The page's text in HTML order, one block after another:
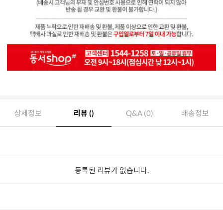
상세정보 리뷰 () Q&A (0) 배송정보
등록된 리뷰가 없습니다.